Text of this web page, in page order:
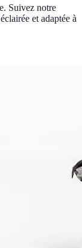
Suivez notre
et adaptée à